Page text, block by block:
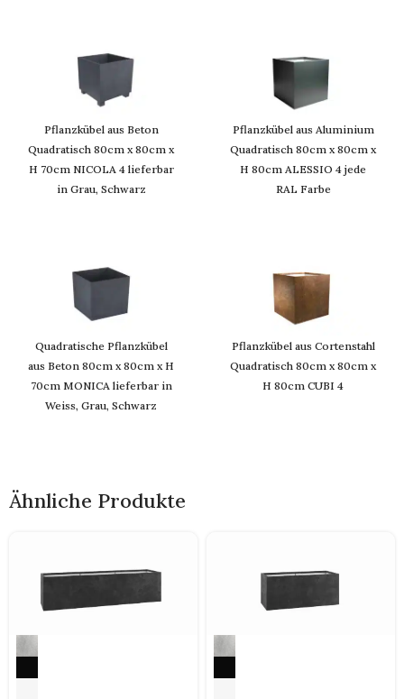
Pflanzkübel aus Beton
Quadratisch 80cm x 80cm x
H 70cm NICOLA 4 lieferbar
in Grau, Schwarz
Pflanzkübel aus Aluminium
Quadratisch 80cm x 80cm x
H 80cm ALESSIO 4 jede
RAL Farbe
Quadratische Pflanzkübel
aus Beton 80cm x 80cm x H
70cm MONICA lieferbar in
Weiss, Grau, Schwarz
Pflanzkübel aus Cortenstahl
Quadratisch 80cm x 80cm x
H 80cm CUBI 4
Ähnliche Produkte